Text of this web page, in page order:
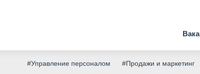
#Управление персоналом #Продажи и маркетинг